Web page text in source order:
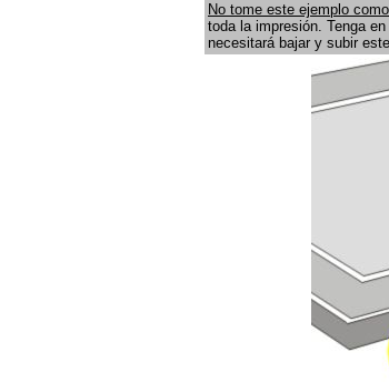
No tome este ejemplo
toda la impresión. Tenga
necesitará bajar y subir